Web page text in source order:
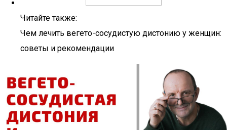
Читайте также:
Чем лечить вегето-сосудистую дистонию у женщин:
советы и рекомендации